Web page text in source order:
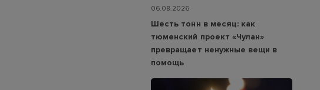
06.08.2026
Шесть тонн в месяц: как
тюменский проект «Чулан»
превращает ненужные вещи в
помощь